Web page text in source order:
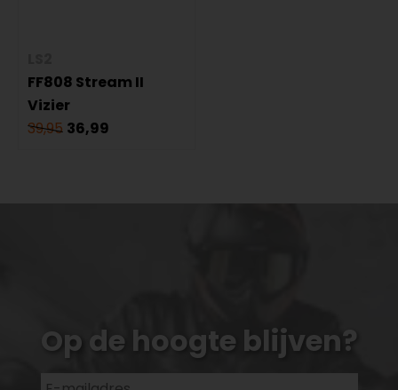
FF808 Stream II
Vizier
39,95 36,99
Op de hoogte blijven?